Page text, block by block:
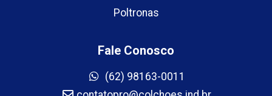
Poltronas
Fale Conosco
(62) 98163-0011